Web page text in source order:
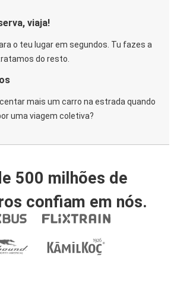
viaja!
o teu lugar em segundos. Tu fazes a
do resto.
mais um carro na estrada quando
uma viagem coletiva?
500 milhões de
confiam em nós.